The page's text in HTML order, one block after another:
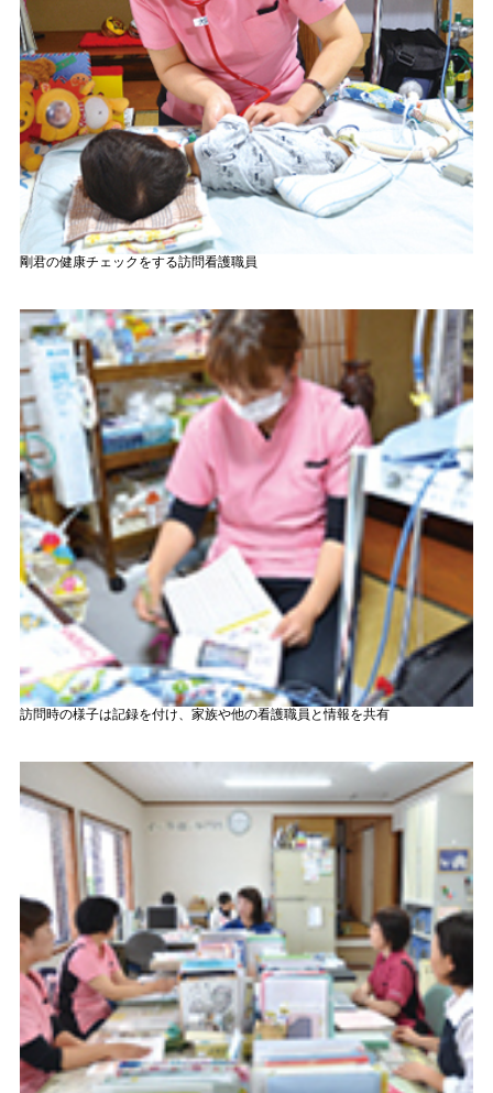
剛君の健康チェックをする訪問看護職員
訪問時の様子は記録を付け、家族や他の看護職員と情報を共有